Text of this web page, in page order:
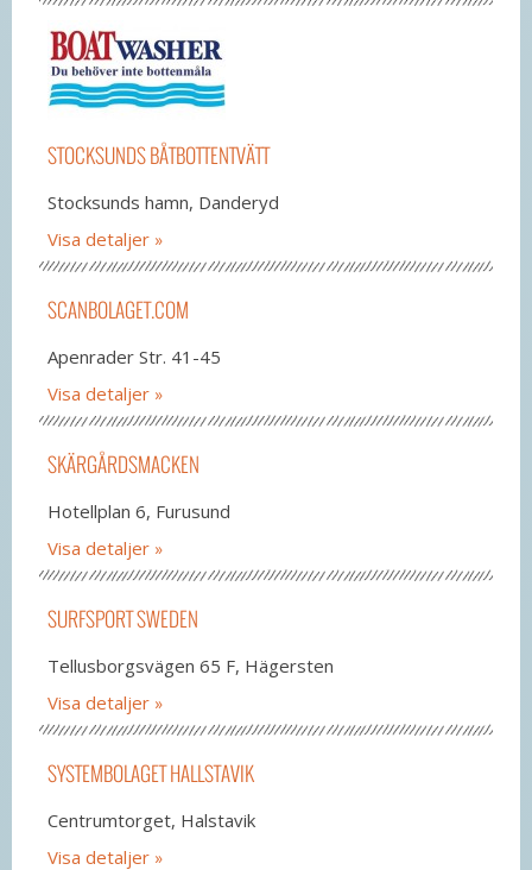
STOCKSUNDS BÅTBOTTENTVÄTT
Stocksunds hamn, Danderyd
Visa detaljer
SCANBOLAGET.COM
Apenrader Str. 41-45
Visa detaljer
SKÄRGÅRDSMACKEN
Hotellplan 6, Furusund
Visa detaljer
SURFSPORT SWEDEN
Tellusborgsvägen 65 F, Hägersten
Visa detaljer
SYSTEMBOLAGET HALLSTAVIK
Centrumtorget, Halstavik
Visa detaljer